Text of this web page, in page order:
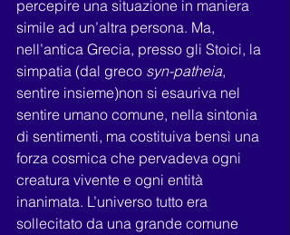
percepire una situazione in maniera
simile ad un’altra persona. Ma,
nell’antica Grecia, presso gli Stoici, la
simpatia (dal greco syn-patheia,
sentire insieme)non si esauriva nel
sentire umano comune, nella sintonia
di sentimenti, ma costituiva bensì una
forza cosmica che pervadeva ogni
creatura vivente e ogni entità
inanimata. L’universo tutto era
sollecitato da una grande comune